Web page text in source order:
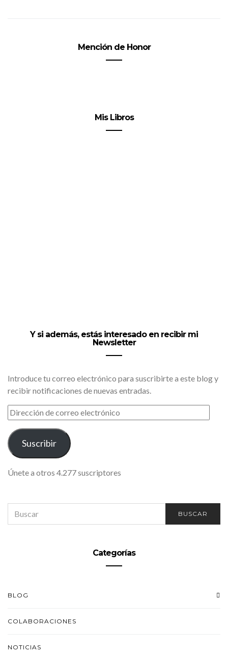
Mención de Honor
Mis Libros
Y si además, estás interesado en recibir mi
Newsletter
Introduce tu correo electrónico para suscribirte a este blog y
recibir notificaciones de nuevas entradas.
DIRECCIÓN
DE
CORREO
ELECTRÓNICO
Suscribir
Únete a otros 4.277 suscriptores
FOR:
BUSCAR
Categorías
BLOG
COLABORACIONES
NOTICIAS